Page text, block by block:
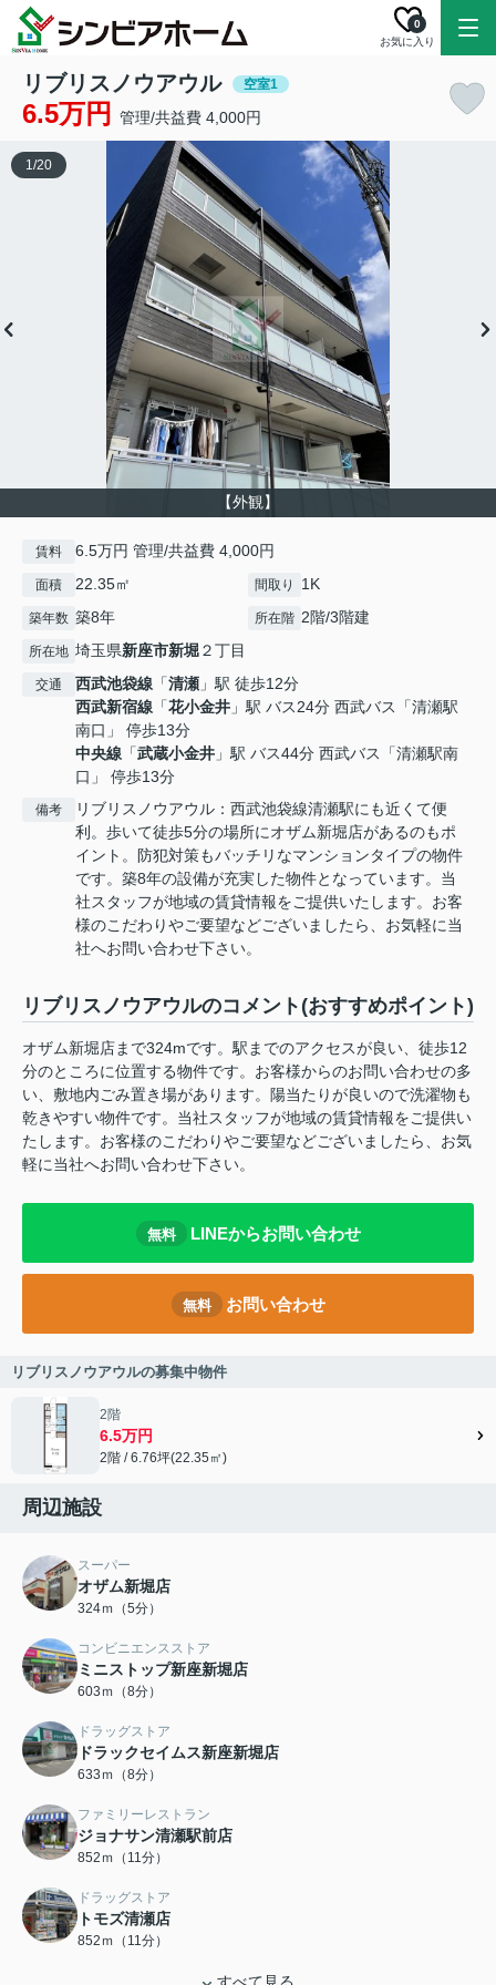
お気に入り
0
リブリスノウアウル 空室1
6.5万円 管理/共益費 4,000円
【外観】
1/20
賃料 6.5万円 管理/共益費 4,000円
面積 22.35㎡ 間取り 1K
築年数 築8年 所在階 2階/3階建
所在地 埼玉県新座市新堀２丁目
交通 西武池袋線 「清瀬 」駅 徒歩12分
西武新宿線 「花小金井 」駅 バス24分 西武バス「清瀬駅
南口」 停歩13分
中央線 「武蔵小金井 」駅 バス44分 西武バス「清瀬駅南
口」 停歩13分
備考
リブリスノウアウル：西武池袋線清瀬駅にも近くて便
利。歩いて徒歩5分の場所にオザム新堀店があるのもポ
イント。防犯対策もバッチリなマンションタイプの物件
です。築8年の設備が充実した物件となっています。当
社スタッフが地域の賃貸情報をご提供いたします。お客
様のこだわりやご要望などございましたら、お気軽に当
社へお問い合わせ下さい。
リブリスノウアウルのコメント(おすすめポイント)
オザム新堀店まで324mです。駅までのアクセスが良い、徒歩12
分のところに位置する物件です。お客様からのお問い合わせの多
い、敷地内ごみ置き場があります。陽当たりが良いので洗濯物も
乾きやすい物件です。当社スタッフが地域の賃貸情報をご提供い
たします。お客様のこだわりやご要望などございましたら、お気
軽に当社へお問い合わせ下さい。
無料 LINEからお問い合わせ
無料 お問い合わせ
リブリスノウアウルの募集中物件
2階
6.5万円
2階 / 6.76坪(22.35㎡)
周辺施設
スーパー
オザム新堀店
324ｍ（5分）
コンビニエンスストア
ミニストップ新座新堀店
603ｍ（8分）
ドラッグストア
ドラックセイムス新座新堀店
633ｍ（8分）
ファミリーレストラン
ジョナサン清瀬駅前店
852ｍ（11分）
ドラッグストア
トモズ清瀬店
852ｍ（11分）